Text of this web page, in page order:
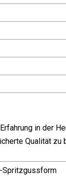
in der
Qualität zu